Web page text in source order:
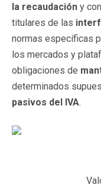
la recaudación y
titulares de las
normas específicas
los mercados y
obligaciones de
determinados
pasivos del IVA.